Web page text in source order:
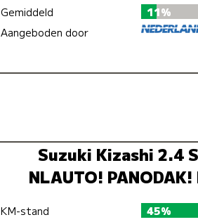
Gemiddeld
11%
Aangeboden door
Suzuki Kizashi 2.4
NLAUTO! PANODAK!
KM-stand
45%